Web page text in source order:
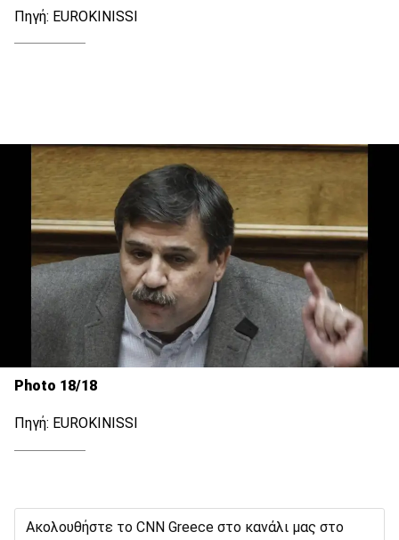
Πηγή: EUROKINISSI
Photo 18/18
Πηγή: EUROKINISSI
Ακολουθήστε το CNN Greece στο κανάλι μας στο